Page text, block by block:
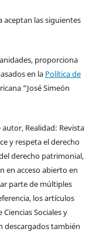
aceptan las siguientes
proporciona
en la Política de
“José Simeón
Realidad: Revista
y respeta el derecho
derecho patrimonial,
en acceso abierto en
parte de múltiples
los artículos
Sociales y
descargados también